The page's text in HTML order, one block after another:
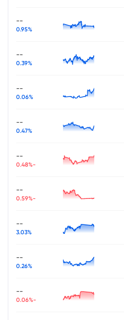
--
0.95%
--
0.39%
--
0.06%
--
0.47%
--
-0.48%
--
-0.59%
--
3.03%
--
0.26%
--
-0.06%